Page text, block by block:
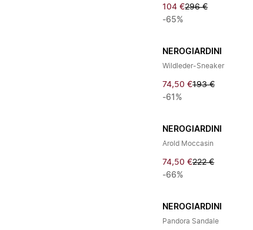
104 €296 €
-65%
NEROGIARDINI
Wildleder-Sneaker
74,50 €193 €
-61%
NEROGIARDINI
Arold Moccasin
74,50 €222 €
-66%
NEROGIARDINI
Pandora Sandale